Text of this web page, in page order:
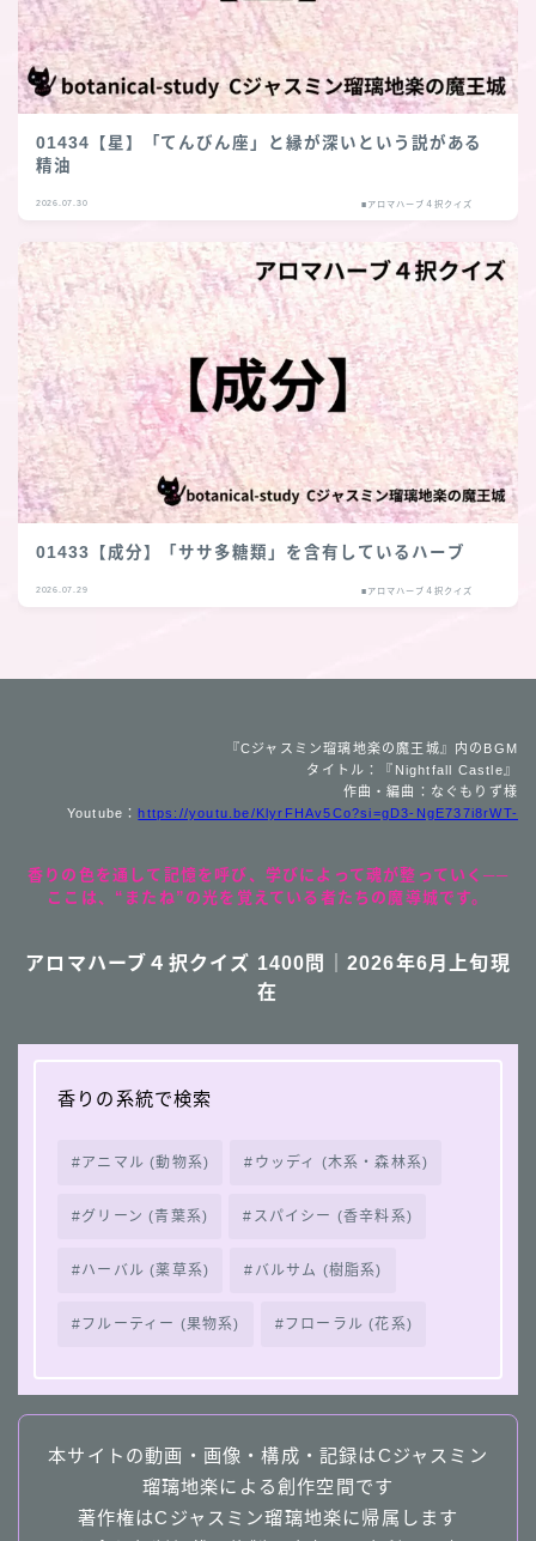
01434【星】「てんびん座」と縁が深いという説がある
精油
2026.07.30 ■アロマハーブ４択クイズ
01433【成分】「ササ多糖類」を含有しているハーブ
2026.07.29 ■アロマハーブ４択クイズ
『Cジャスミン瑠璃地楽の魔王城』内のBGM
タイトル：『Nightfall Castle』
作曲・編曲：なぐもりず様
Youtube：https://youtu.be/KlyrFHAv5Co?si=gD3-NgE737i8rWT-
香りの色を通して記憶を呼び、学びによって魂が整っていく──
ここは、“またね”の光を覚えている者たちの魔導城です。
アロマハーブ４択クイズ 1400問｜2026年6月上旬現
在
香りの系統で検索
アニマル (動物系) ウッディ (木系・森林系)
グリーン (青葉系) スパイシー (香辛料系)
ハーバル (薬草系) バルサム (樹脂系)
フルーティー (果物系) フローラル (花系)
本サイトの動画・画像・構成・記録はCジャスミン
瑠璃地楽による創作空間です
著作権はCジャスミン瑠璃地楽に帰属します